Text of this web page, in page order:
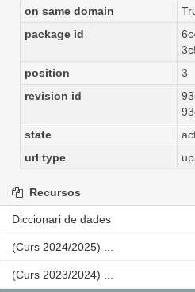
on same domain
package id
position
3
revision id
state
url type
Recursos
Diccionari de dades
(Curs 2024/2025) ...
(Curs 2023/2024) ...